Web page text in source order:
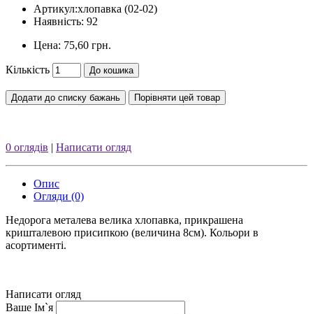
Артикул:хлопавка (02-02)
Наявність: 92
Цена: 75,60 грн.
Кількість До кошика
Додати до списку бажань Порівняти цей товар
0 оглядів | Написати огляд
Опис
Огляди (0)
Недорога металева велика хлопавка, прикрашена
кришталевою присипкою (величина 8см). Кольори в
асортименті.
Написати огляд
Ваше Ім`я